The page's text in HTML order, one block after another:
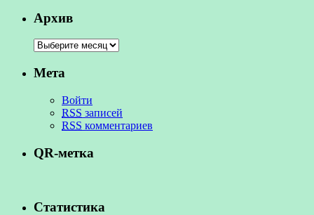
Архив
Мета
Войти
RSS записей
RSS комментариев
QR-метка
Статистика